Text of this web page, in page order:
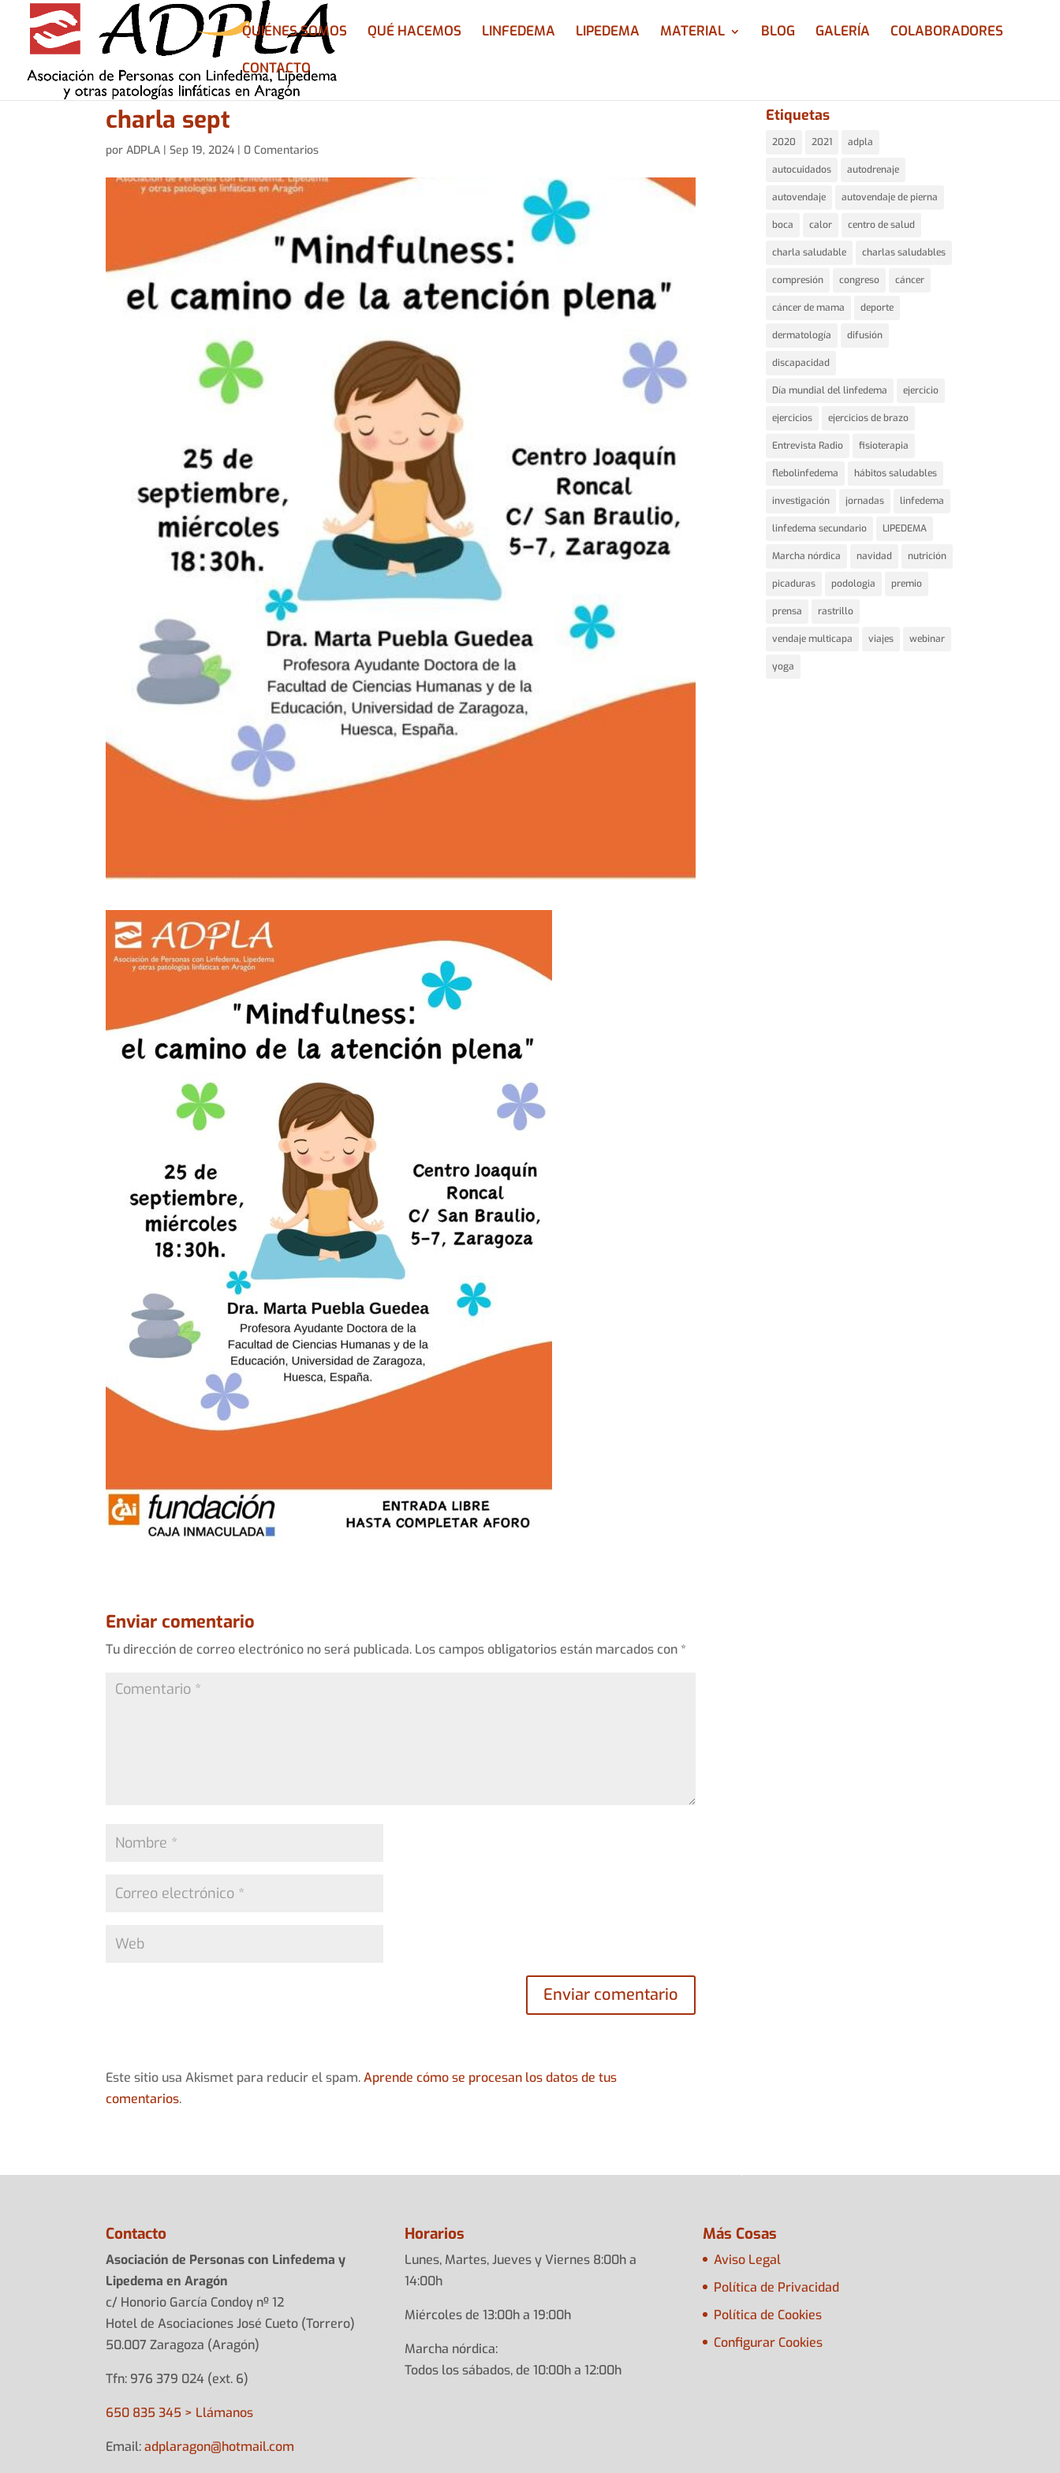
QUIÉNES SOMOS QUÉ HACEMOS LINFEDEMA LIPEDEMA MATERIAL BLOG GALERÍA COLABORADORES
CONTACTO
charla sept
porADPLA |Sep 19, 2024 | 0 Comentarios
Enviar comentario
Tu dirección de correo electrónico no será publicada. Los campos obligatorios están marcados con *
Este sitio usa Akismet para reducir el spam.Aprende cómo se procesan los datos de tus
comentarios.
Etiquetas
2020 2021 adpla
autocuidados autodrenaje
autovendaje autovendaje de pierna
boca calor centro de salud
charla saludable charlas saludables
compresión congreso cáncer
cáncer de mama deporte
dermatología difusión
discapacidad
Día mundial del linfedema ejercicio
ejercicios ejercicios de brazo
Entrevista Radio fisioterapia
flebolinfedema hábitos saludables
investigación jornadas linfedema
linfedema secundario LIPEDEMA
Marcha nórdica navidad nutrición
picaduras podologia premio
prensa rastrillo
vendaje multicapa viajes webinar
yoga
Contacto
Asociación de Personas con Linfedema y
Lipedema en Aragón
c/ Honorio García Condoy nº 12
Hotel de Asociaciones José Cueto (Torrero)
50.007 Zaragoza (Aragón)
Tfn: 976 379 024 (ext. 6)
650 835 345 > Llámanos
Email:adplaragon@hotmail.com
Horarios
Lunes, Martes, Jueves y Viernes 8:00h a
14:00h
Miércoles de 13:00h a 19:00h
Marcha nórdica:
Todos los sábados, de 10:00h a 12:00h
Más Cosas
Aviso Legal
Política de Privacidad
Política de Cookies
Configurar Cookies